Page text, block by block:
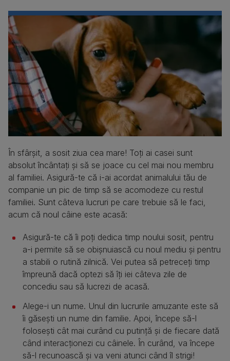
În sfârșit, a sosit ziua cea mare! Toți ai casei sunt
absolut încântați și să se joace cu cel mai nou membru
al familiei. Asigură-te că i-ai acordat animalului tău de
companie un pic de timp să se acomodeze cu restul
familiei. Sunt câteva lucruri pe care trebuie să le faci,
acum că noul câine este acasă:
Asigură-te că îi poți dedica timp noului sosit, pentru
a-i permite să se obișnuiască cu noul mediu și pentru
a stabili o rutină zilnică. Vei putea să petreceți timp
împreună dacă optezi să îți iei câteva zile de
concediu sau să lucrezi de acasă.
Alege-i un nume. Unul din lucrurile amuzante este să
îi găsești un nume din familie. Apoi, începe să-l
folosești cât mai curând cu putință și de fiecare dată
când interacționezi cu câinele. În curând, va începe
să-l recunoască și va veni atunci când îl strigi!